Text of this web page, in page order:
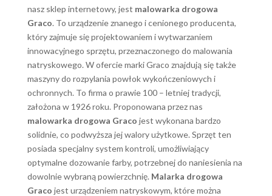
nasz sklep internetowy, jest malowarka drogowa
Graco. To urządzenie znanego i cenionego producenta,
który zajmuje się projektowaniem i wytwarzaniem
innowacyjnego sprzętu, przeznaczonego do malowania
natryskowego. W ofercie marki Graco znajdują się także
maszyny do rozpylania powłok wykończeniowych i
ochronnych. To firma o prawie 100 – letniej tradycji,
założona w 1926 roku. Proponowana przez nas
malowarka drogowa Graco jest wykonana bardzo
solidnie, co podwyższa jej walory użytkowe. Sprzęt ten
posiada specjalny system kontroli, umożliwiający
optymalne dozowanie farby, potrzebnej do naniesienia na
dowolnie wybraną powierzchnię. Malarka drogowa
Graco jest urządzeniem natryskowym, które można